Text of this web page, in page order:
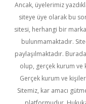
Ancak, üyelerimiz
siteye üye olarak bu
sitesi, herhangi bir
bulunmamaktadır.
paylaşılmaktadır.
olup, gerçek kurum ve
Gerçek kurum ve
Sitemiz, kar amacı